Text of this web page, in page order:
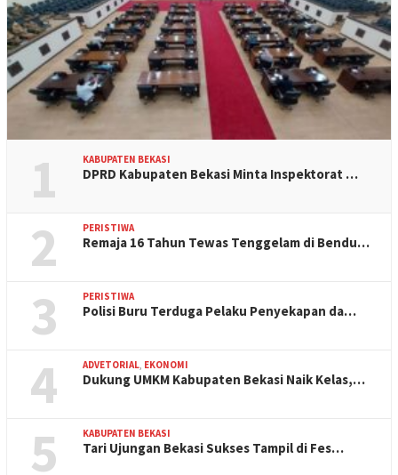
1 KABUPATEN BEKASI
DPRD Kabupaten Bekasi Minta Inspektorat …
2 PERISTIWA
Remaja 16 Tahun Tewas Tenggelam di Bendu…
3 PERISTIWA
Polisi Buru Terduga Pelaku Penyekapan da…
4 ADVETORIAL EKONOMI
Dukung UMKM Kabupaten Bekasi Naik Kelas,…
5 KABUPATEN BEKASI
Tari Ujungan Bekasi Sukses Tampil di Fes…